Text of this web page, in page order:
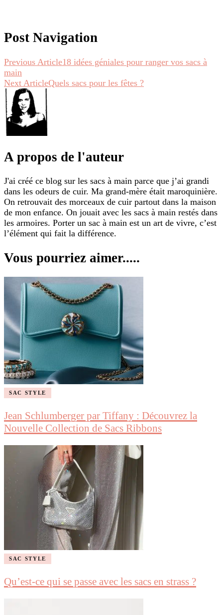
Post Navigation
Previous Article18 idées géniales pour ranger vos sacs à
main
Next ArticleQuels sacs pour les fêtes ?
A propos de l'auteur
J'ai créé ce blog sur les sacs à main parce que j’ai grandi
dans les odeurs de cuir. Ma grand-mère était maroquinière.
On retrouvait des morceaux de cuir partout dans la maison
de mon enfance. On jouait avec les sacs à main restés dans
les armoires. Porter un sac à main est un art de vivre, c’est
l’élément qui fait la différence.
Vous pourriez aimer.....
SAC STYLE
Jean Schlumberger par Tiffany : Découvrez la
Nouvelle Collection de Sacs Ribbons
SAC STYLE
Qu’est-ce qui se passe avec les sacs en strass ?